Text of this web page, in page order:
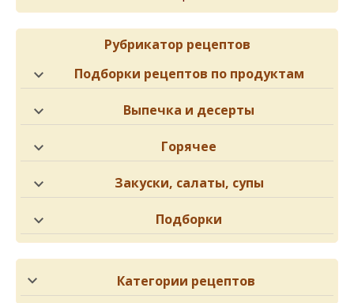
Рубрикатор рецептов
Подборки рецептов по продуктам
Выпечка и десерты
Горячее
Закуски, салаты, супы
Подборки
Категории рецептов